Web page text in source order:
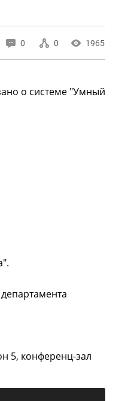
0 0 1965
о системе "Умный
5, конференц-зал